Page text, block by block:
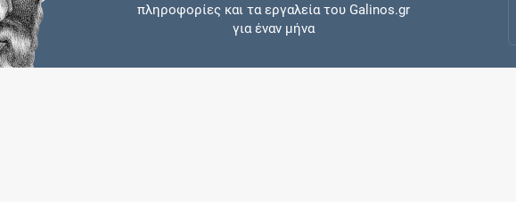
πληροφορίες και τα εργαλεία του Galinos.gr
για έναν μήνα